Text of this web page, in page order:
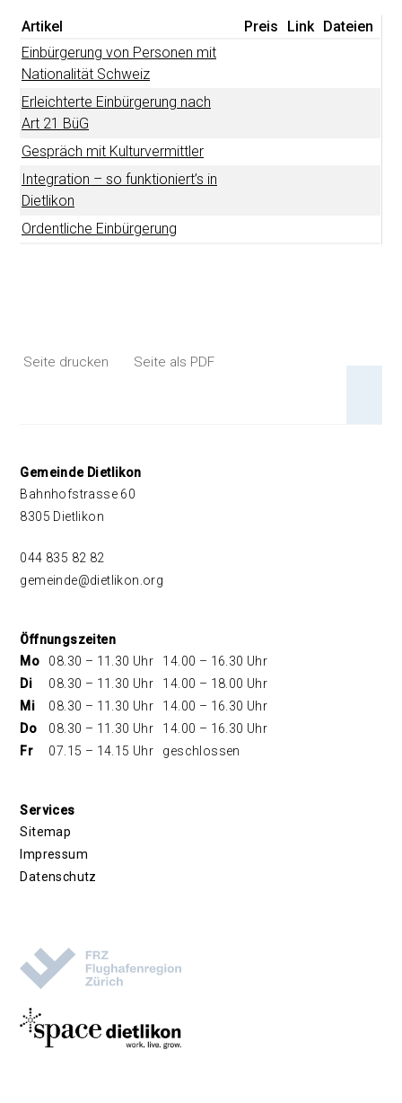
Artikel Preis Link
Dateien
Einbürgerung von Personen mit
Nationalität Schweiz
Erleichterte Einbürgerung nach
Art 21 BüG
Gespräch mit Kulturvermittler
Integration – so funktioniert’s in
Dietlikon
Ordentliche Einbürgerung
Seite drucken Seite als PDF
Footer
Gemeinde Dietlikon
Bahnhofstrasse 60
8305 Dietlikon
044 835 82 82
gemeinde@dietlikon.org
Öffnungszeiten
Mo
08.30 – 11.30 Uhr
14.00 – 16.30 Uhr
Di
08.30 – 11.30 Uhr
14.00 – 18.00 Uhr
Mi
08.30 – 11.30 Uhr
14.00 – 16.30 Uhr
Do
08.30 – 11.30 Uhr
14.00 – 16.30 Uhr
Fr
07.15 – 14.15 Uhr geschlossen
Services
Sitemap
Impressum
Datenschutz